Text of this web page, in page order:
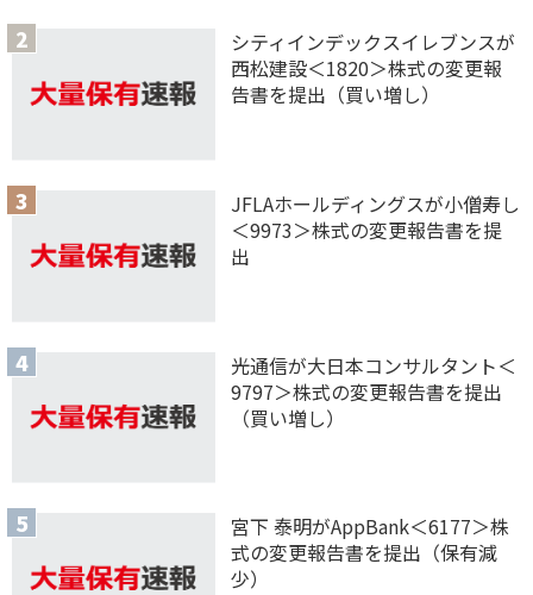
シティインデックスイレブンスが
西松建設＜1820＞株式の変更報
告書を提出（買い増し）
JFLAホールディングスが小僧寿し
＜9973＞株式の変更報告書を提
出
光通信が大日本コンサルタント＜
9797＞株式の変更報告書を提出
（買い増し）
宮下 泰明がAppBank＜6177＞株
式の変更報告書を提出（保有減
少）